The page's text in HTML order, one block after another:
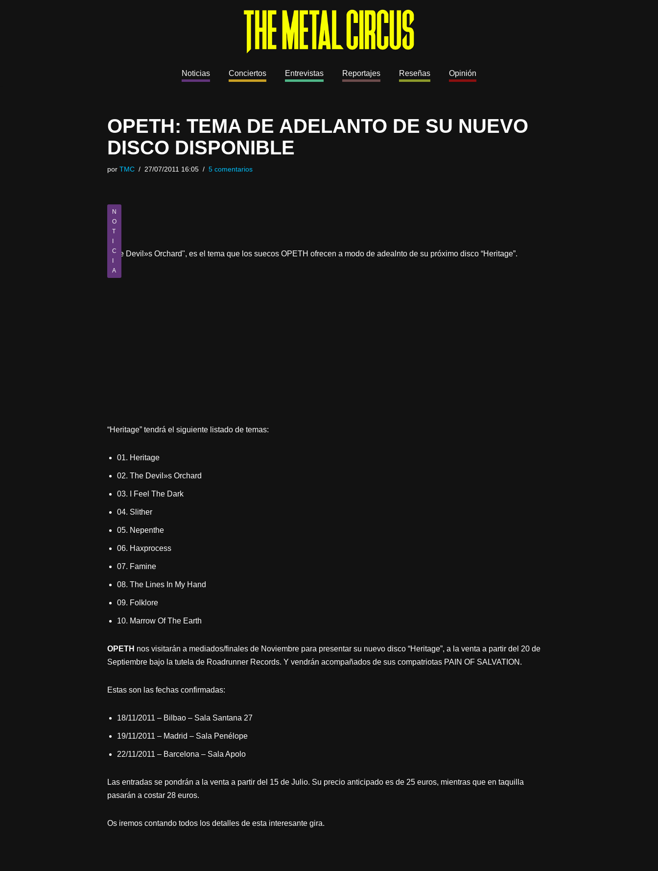
Noticias Conciertos Entrevistas Reportajes Reseñas Opinión
OPETH: TEMA DE ADELANTO DE SU NUEVO
DISCO DISPONIBLE
por TMC 27/07/2011 16:05 5 comentarios
N
O
T
C
A
"The Devil»s Orchard", es el tema que los suecos OPETH ofrecen a modo de adealnto de su próximo disco “Heritage”.
“Heritage” tendrá el siguiente listado de temas:
01. Heritage
02. The Devil»s Orchard
03. I Feel The Dark
04. Slither
05. Nepenthe
06. Haxprocess
07. Famine
08. The Lines In My Hand
09. Folklore
10. Marrow Of The Earth
OPETH nos visitarán a mediados/finales de Noviembre para presentar su nuevo disco “Heritage”, a la venta a partir del 20 de
Septiembre bajo la tutela de Roadrunner Records. Y vendrán acompañados de sus compatriotas PAIN OF SALVATION.
Estas son las fechas confirmadas:
18/11/2011 – Bilbao – Sala Santana 27
19/11/2011 – Madrid – Sala Penélope
22/11/2011 – Barcelona – Sala Apolo
Las entradas se pondrán a la venta a partir del 15 de Julio. Su precio anticipado es de 25 euros, mientras que en taquilla
pasarán a costar 28 euros.
Os iremos contando todos los detalles de esta interesante gira.